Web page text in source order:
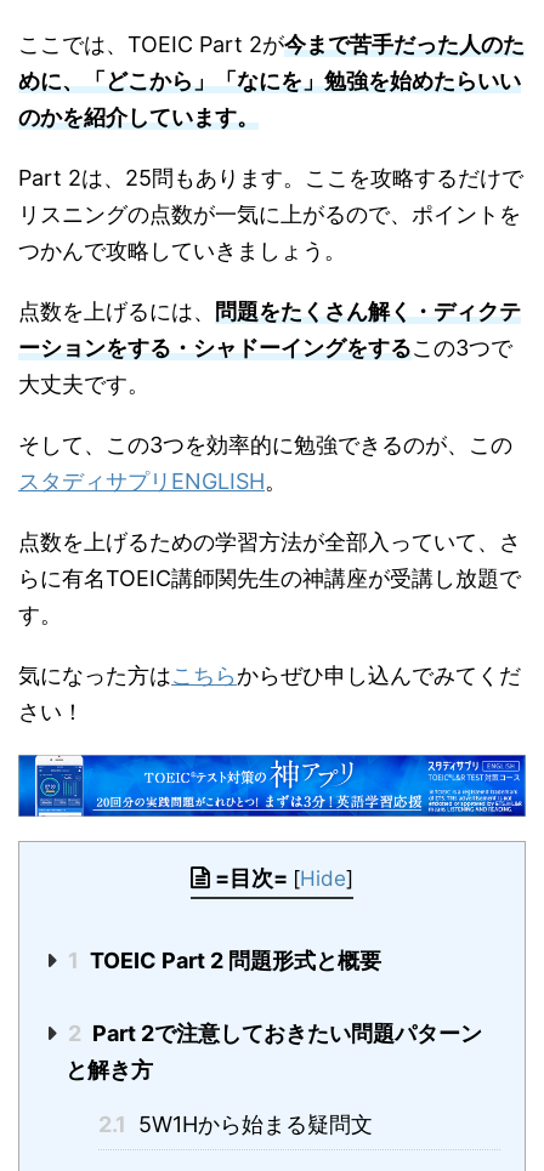
ここでは、TOEIC Part 2が今まで苦手だった人のた
めに、「どこから」「なにを」勉強を始めたらいい
のかを紹介しています。
Part 2は、25問もあります。ここを攻略するだけで
リスニングの点数が一気に上がるので、ポイントを
つかんで攻略していきましょう。
点数を上げるには、 問題をたくさん解く・ディクテ
ーションをする・シャドーイングをするこの3つで
大丈夫です。
そして、この3つを効率的に勉強できるのが、この
スタディサプリENGLISH。
点数を上げるための学習方法が全部入っていて、さ
らに有名TOEIC講師関先生の神講座が受講し放題で
す。
気になった方はこちらからぜひ申し込んでみてくだ
さい！
=目次= [Hide]
1 TOEIC Part 2 問題形式と概要
2 Part 2で注意しておきたい問題パターン
と解き方
2.1 5W1Hから始まる疑問文